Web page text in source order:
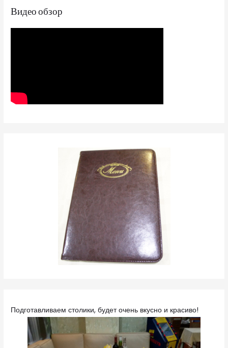
Видео обзор
Подготавливаем столики, будет очень вкусно и красиво!